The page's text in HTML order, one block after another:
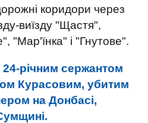
коридори через
виїзду "Щастя",
"Мар'їнка" і "Гнутове".
24-річним сержантом
Курасовим, убитим
на Донбасі,